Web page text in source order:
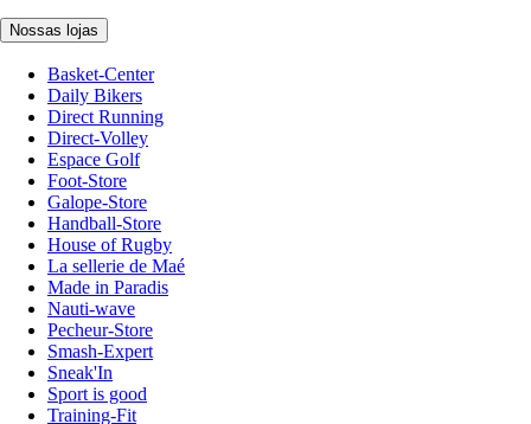
Nossas lojas
Basket-Center
Daily Bikers
Direct Running
Direct-Volley
Espace Golf
Foot-Store
Galope-Store
Handball-Store
House of Rugby
La sellerie de Maé
Made in Paradis
Nauti-wave
Pecheur-Store
Smash-Expert
Sneak'In
Sport is good
Training-Fit